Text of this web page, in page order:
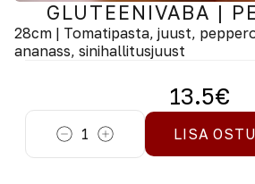
GLUTEENIVABA |
28cm | Tomatipasta, juust,
ananass, sinihallitusjuust
13.5€
1 LISA